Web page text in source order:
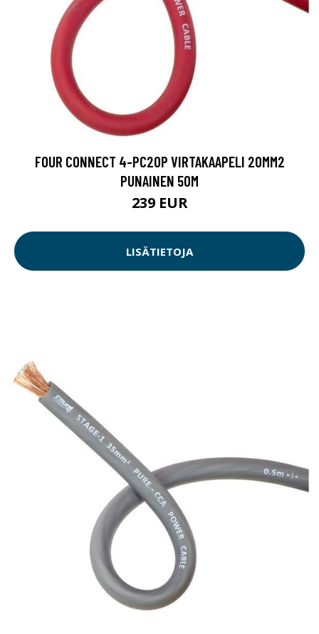
FOUR CONNECT 4-PC20P VIRTAKAAPELI 20MM2
PUNAINEN 50M
239 EUR
LISÄTIETOJA